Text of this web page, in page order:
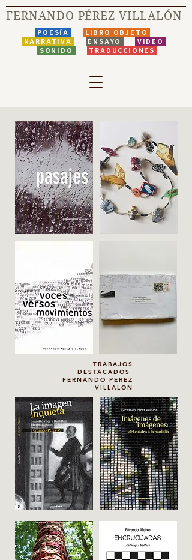
FERNANDO PÉREZ VILLALÓN
POESíA
LIBRO OBJETO
NARRATIVA
ENSAYO
VIDEO
SONIDO
TRADUCCIONES
TRABAJOS
DESTACADOS
FERNANDO PEREZ
VILLALON